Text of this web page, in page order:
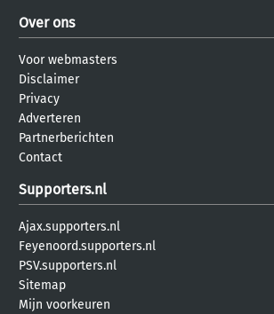
Over ons
Voor webmasters
Disclaimer
Privacy
Adverteren
Partnerberichten
Contact
Supporters.nl
Ajax.supporters.nl
Feyenoord.supporters.nl
PSV.supporters.nl
Sitemap
Mijn voorkeuren